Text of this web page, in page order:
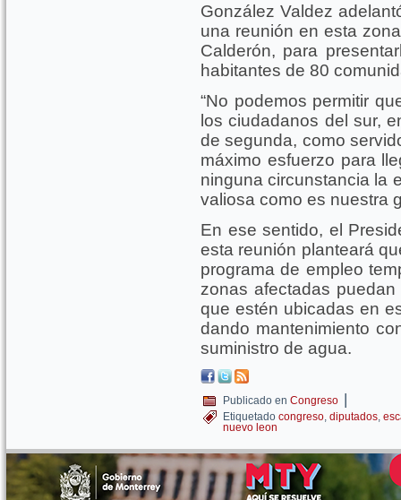
González Valdez
una reunión en esta
Calderón, para
habitantes de 80
“No podemos permitir
los ciudadanos del sur,
de segunda, como
máximo esfuerzo para
ninguna circunstancia la
valiosa como es nuestra
En ese sentido, el
esta reunión planteará
programa de empleo
zonas afectadas
que estén ubicadas en
dando mantenimiento
suministro de agua.
Publicado en Congreso |
Etiquetado congreso, diputados,
nuevo leon